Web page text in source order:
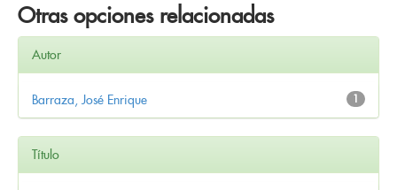
Otras opciones relacionadas
Autor
1
Barraza, José Enrique
Título